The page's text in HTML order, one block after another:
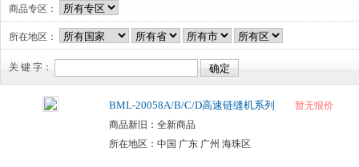
商品专区：
所在地区：
关 键 字：
BML-20058A/B/C/D高速链缝机系列
商品新旧：全新商品
所在地区：中国 广东 广州 海珠区
暂无报价